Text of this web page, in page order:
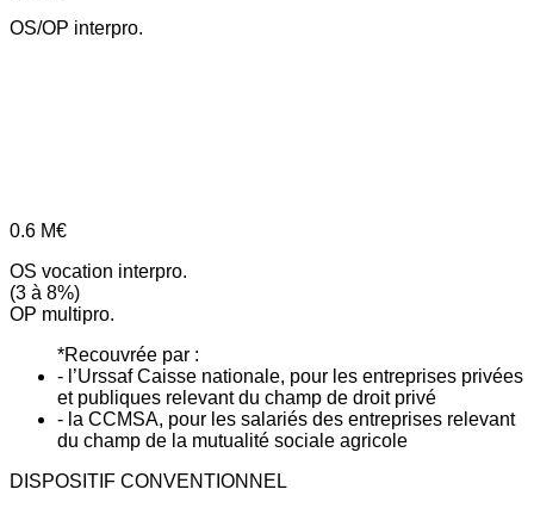
OS/OP interpro.
0.6 M€
OS vocation interpro.
(3 à 8%)
OP multipro.
*Recouvrée par :
- l’Urssaf Caisse nationale, pour les entreprises privées
et publiques relevant du champ de droit privé
- la CCMSA, pour les salariés des entreprises relevant
du champ de la mutualité sociale agricole
DISPOSITIF CONVENTIONNEL